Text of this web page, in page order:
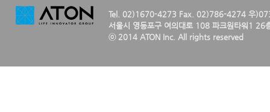
Tel. 02)1670-4273 Fax. 02)786-4274 우
서울시 영등포구 여의대로 108 파크원타워1 26
ⓒ 2014 ATON Inc. All rights reserved